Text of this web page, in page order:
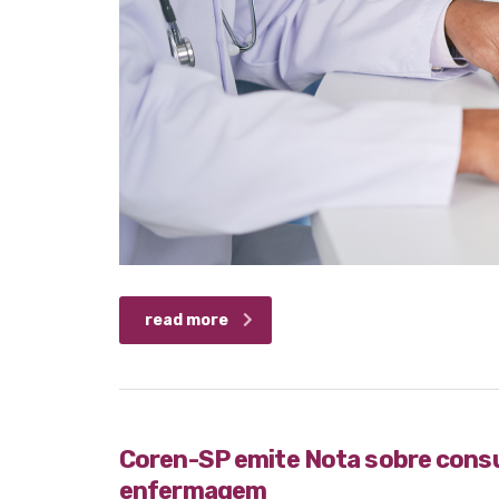
read more
Coren-SP emite Nota sobre
enfermagem